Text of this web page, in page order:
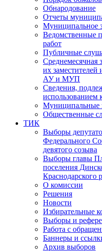
Обнародование
Отчеты
Муниципальное
Ведомственные
работ
Публичные
Среднемесячная
их
АУ и МУП
Сведения,
использованием
Муниципальные
Общественные
ТИК
Выборы
Федерального
девятого созыва
Выборы главы
поселения
Краснодарского
О комиссии
Решения
Новости
Избирательные
Выборы и
Работа с
Баннеры и
Архив выборов